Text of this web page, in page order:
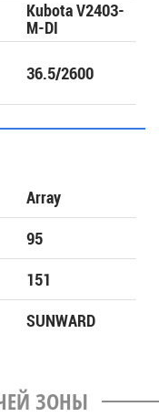
Kubota V2403-
M-DI
36.5/2600
Array
95
151
SUNWARD
ЗОНЫ